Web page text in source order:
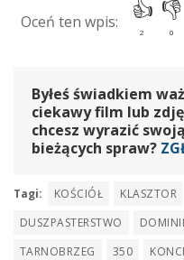
Byłeś świadkiem
ciekawy film lub
chcesz wyrazić
bieżących spraw?
Tagi: KOŚCIÓŁ KLASZTOR
DUSZPASTERSTWO
TARNOBRZEG
350